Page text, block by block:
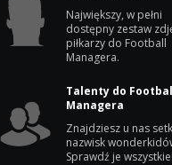
Największy, w pełni
dostępny zestaw
piłkarzy do Football
Managera.
Talenty do
Managera
Znajdziesz u nas
nazwisk
Sprawdź je